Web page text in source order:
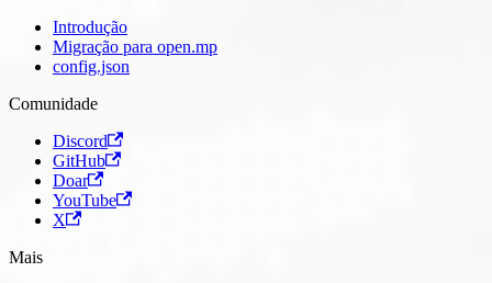
Introdução
Migração para open.mp
config.json
Comunidade
Discord
GitHub
Doar
YouTube
X
Mais